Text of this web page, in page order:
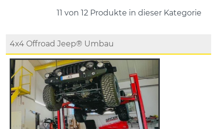
11 von 12 Produkte in dieser Kategorie
4x4 Offroad Jeep® Umbau